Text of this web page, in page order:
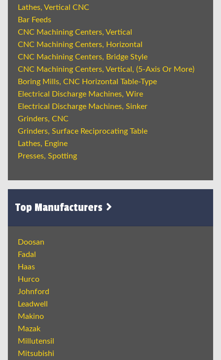
Lathes, Vertical CNC
Bar Feeds
CNC Machining Centers, Vertical
CNC Machining Centers, Horizontal
CNC Machining Centers, Bridge Style
CNC Machining Centers, Vertical, (5-Axis Or More)
Boring Mills, CNC Horizontal Table-Type
Electrical Discharge Machines, Wire
Electrical Discharge Machines, Sinker
Grinders, CNC
Grinders, Surface Reciprocating Table
Lathes, Engine
Presses, Spotting
Top Manufacturers
Doosan
Fadal
Haas
Hurco
Johnford
Leadwell
Makino
Mazak
Millutensil
Mitsubishi